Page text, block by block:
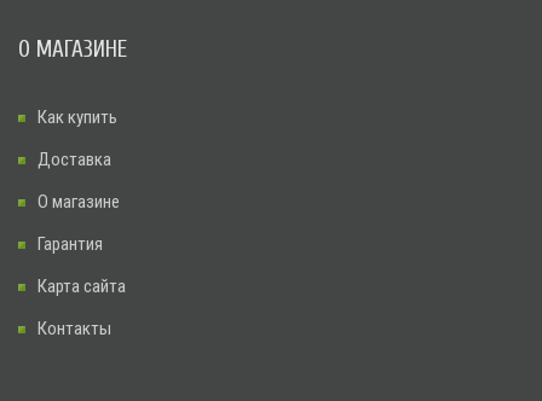
О МАГАЗИНЕ
Как купить
Доставка
О магазине
Гарантия
Карта сайта
Контакты